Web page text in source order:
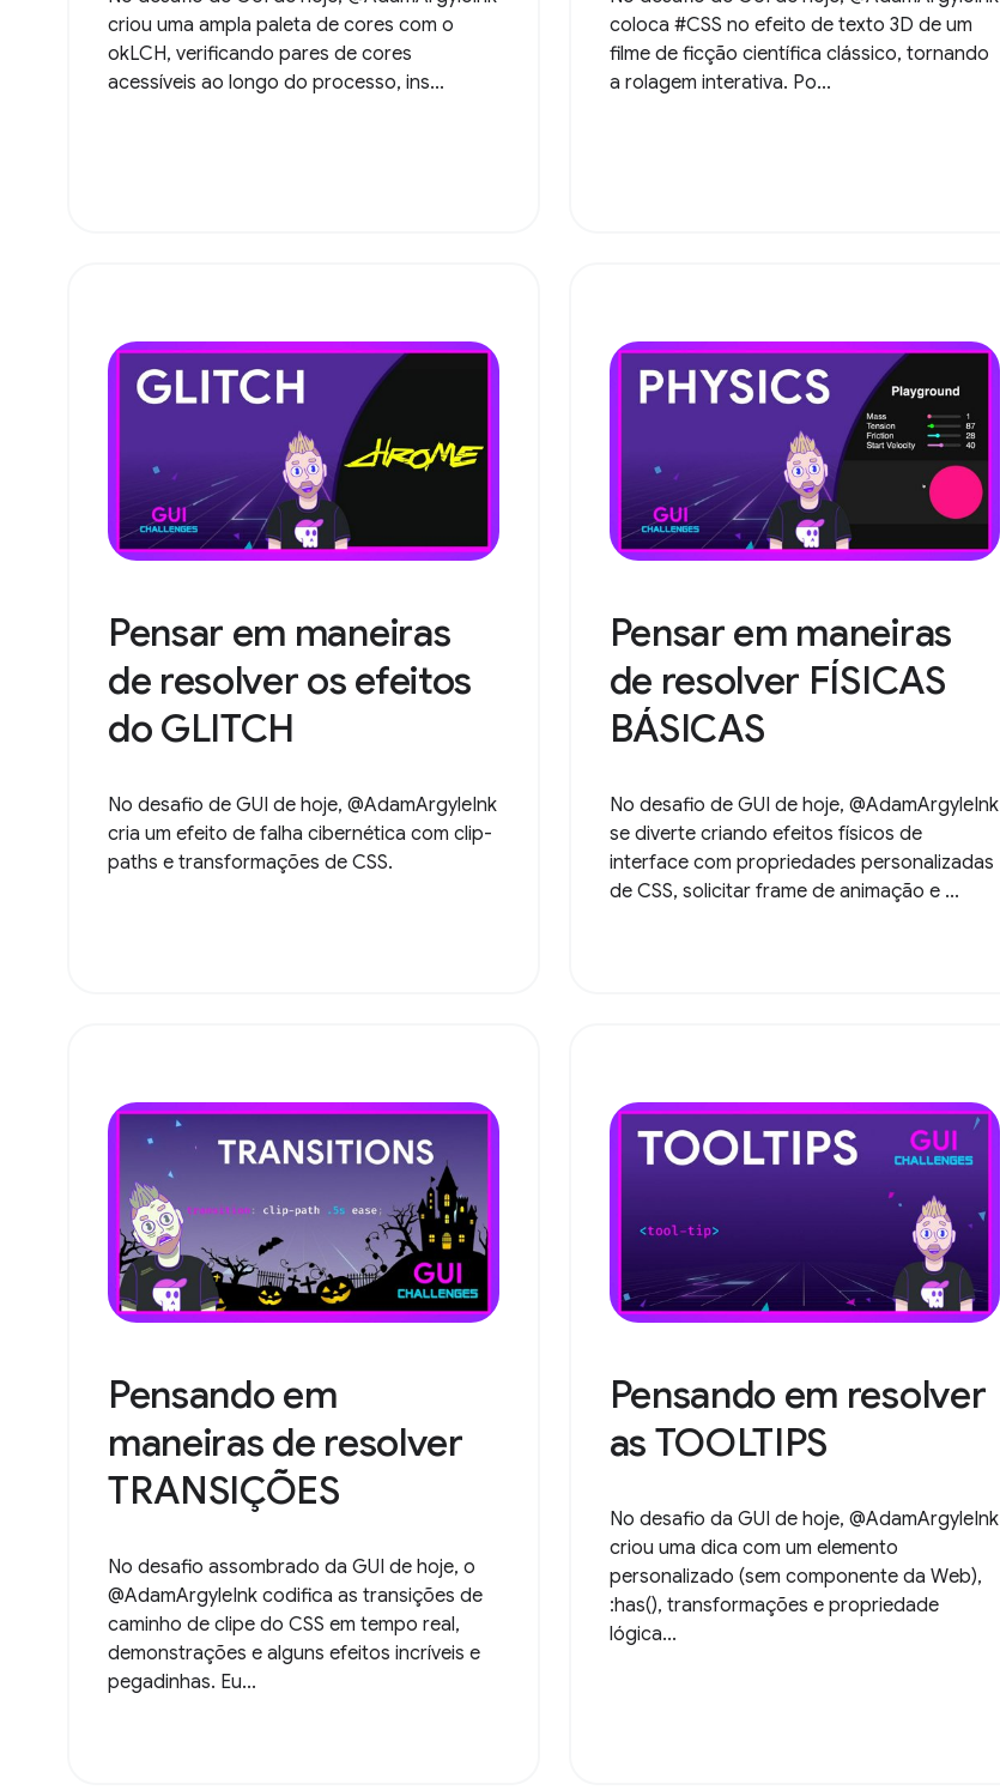
criou uma ampla paleta de cores com o
okLCH, verificando pares de cores
acessíveis ao longo do processo, ins...
coloca #CSS no efeito de texto 3D de um
filme de ficção científica clássico, tornando
a rolagem interativa. Po...
Pensar em maneiras
de resolver os efeitos
do GLITCH
No desafio de GUI de hoje, @AdamArgyleInk
cria um efeito de falha cibernética com clip-
paths e transformações de CSS.
Pensar em maneiras
de resolver FÍSICAS
BÁSICAS
No desafio de GUI de hoje, @AdamArgyleInk
se diverte criando efeitos físicos de
interface com propriedades personalizadas
de CSS, solicitar frame de animação e ...
Pensando em
maneiras de resolver
TRANSIÇÕES
No desafio assombrado da GUI de hoje, o
@AdamArgyleInk codifica as transições de
caminho de clipe do CSS em tempo real,
demonstrações e alguns efeitos incríveis e
pegadinhas. Eu...
Pensando em resolver
as TOOLTIPS
No desafio da GUI de hoje, @AdamArgyleInk
criou uma dica com um elemento
personalizado (sem componente da Web),
:has(), transformações e propriedade
lógica...